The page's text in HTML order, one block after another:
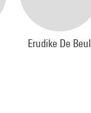
et le
le voyeurisme et
traversée par
Erudike De Beul